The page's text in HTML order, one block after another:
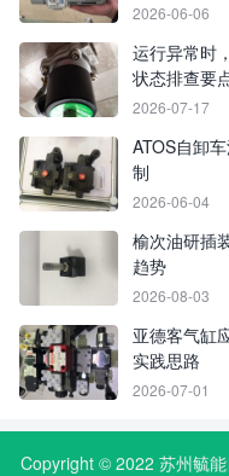
2026-06-06
运行异常时
状态排查要
2026-07-17
ATOS自卸
制
2026-06-04
榆次油研插
趋势
2026-08-03
亚德客气缸
实践思路
2026-07-01
Copyright © 2022 苏州毓